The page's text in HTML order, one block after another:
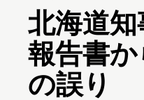
北海道
報告書
の誤り